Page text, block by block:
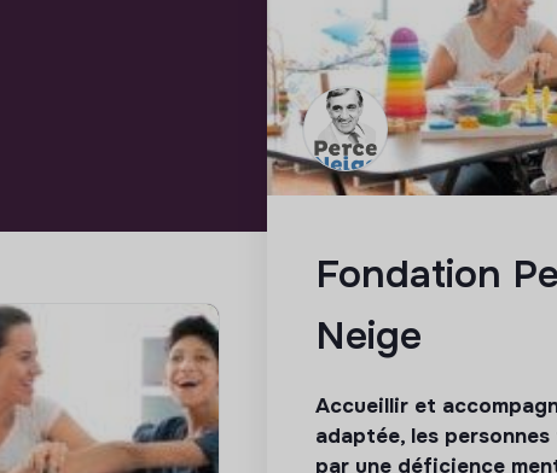
Fondation
Neige
Accueillir et
adaptée, les
par une déficience